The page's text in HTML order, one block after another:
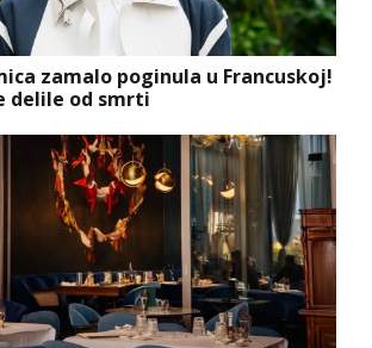
zamalo poginula u Francuskoj!
delile od smrti